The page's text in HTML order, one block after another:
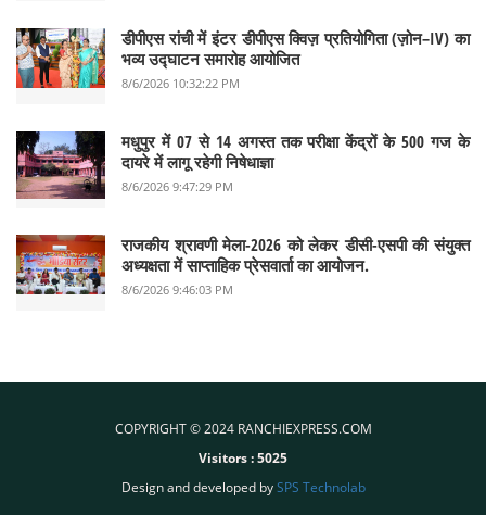
डीपीएस रांची में इंटर डीपीएस क्विज़ प्रतियोगिता (ज़ोन–IV) का
भव्य उद्घाटन समारोह आयोजित
8/6/2026 10:32:22 PM
मधुपुर में 07 से 14 अगस्त तक परीक्षा केंद्रों के 500 गज के
दायरे में लागू रहेगी निषेधाज्ञा
8/6/2026 9:47:29 PM
राजकीय श्रावणी मेला-2026 को लेकर डीसी-एसपी की संयुक्त
अध्यक्षता में साप्ताहिक प्रेसवार्ता का आयोजन.
8/6/2026 9:46:03 PM
COPYRIGHT © 2024 RANCHIEXPRESS.COM
Visitors :5025
Design and developed bySPS Technolab